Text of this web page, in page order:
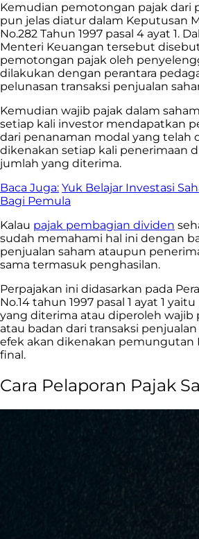
Kemudian pemotongan pajak dari
pun jelas diatur dalam Keputusan
No.282 Tahun 1997 pasal 4 ayat 1.
Menteri Keuangan tersebut
pemotongan pajak oleh
dilakukan dengan perantara
pelunasan transaksi penjualan
Kemudian wajib pajak dalam
setiap kali investor mendapatkan
dari penanaman modal yang telah
dikenakan setiap kali penerimaan
jumlah yang diterima.
Baca Juga: Yuk Belajar Investasi
Bagi Pemula
Kalau pajak pembagian dividen
sudah memahami hal ini dengan
penjualan saham ataupun
sama termasuk penghasilan.
Perpajakan ini didasarkan pada
No.14 tahun 1997 pasal 1 ayat 1
yang diterima atau diperoleh wajib
atau badan dari transaksi
efek akan dikenakan pemungutan
final.
Cara Pelaporan Pajak